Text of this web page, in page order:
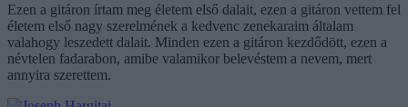
Ezen a gitáron írtam meg életem első dalait, ezen a gitáron vettem fel
életem első nagy szerelmének a kedvenc zenekaraim általam
valahogy leszedett dalait. Minden ezen a gitáron kezdődött, ezen a
névtelen fadarabon, amibe valamikor belevéstem a nevem, mert
annyira szerettem.